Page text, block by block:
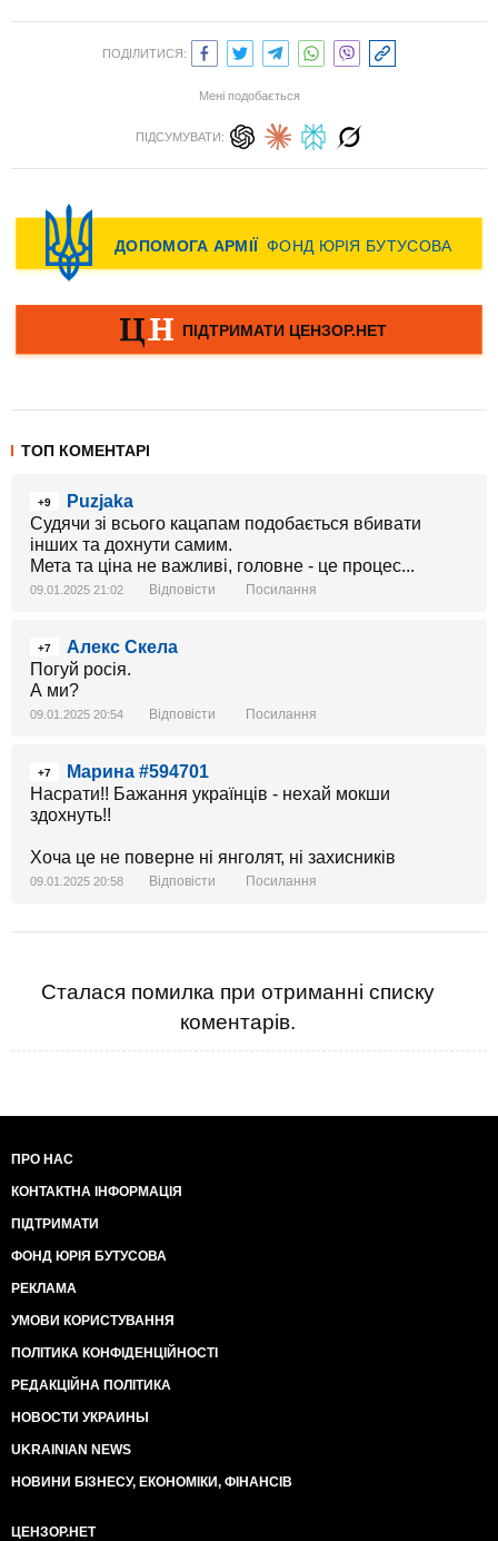
ПОДІЛИТИСЯ:
Мені подобається
ПІДСУМУВАТИ:
ТОП КОМЕНТАРІ
+9
Puzjaka
Судячи зі всього кацапам подобається вбивати
інших та дохнути самим.
Мета та ціна не важливі, головне - це процес...
09.01.2025 21:02 Відповісти Посилання
+7
Алекс Скела
Погуй росія.
А ми?
09.01.2025 20:54 Відповісти Посилання
+7
Марина #594701
Насрати!! Бажання українців - нехай мокши
здохнуть!!
Хоча це не поверне ні янголят, ні захисників
09.01.2025 20:58 Відповісти Посилання
Сталася помилка при отриманні списку
коментарів.
ПРО НАС
КОНТАКТНА ІНФОРМАЦІЯ
ПІДТРИМАТИ
ФОНД ЮРІЯ БУТУСОВА
РЕКЛАМА
УМОВИ КОРИСТУВАННЯ
ПОЛІТИКА КОНФІДЕНЦІЙНОСТІ
РЕДАКЦІЙНА ПОЛІТИКА
НОВОСТИ УКРАИНЫ
UKRAINIAN NEWS
НОВИНИ БІЗНЕСУ, ЕКОНОМІКИ, ФІНАНСІВ
ЦЕНЗОР.НЕТ